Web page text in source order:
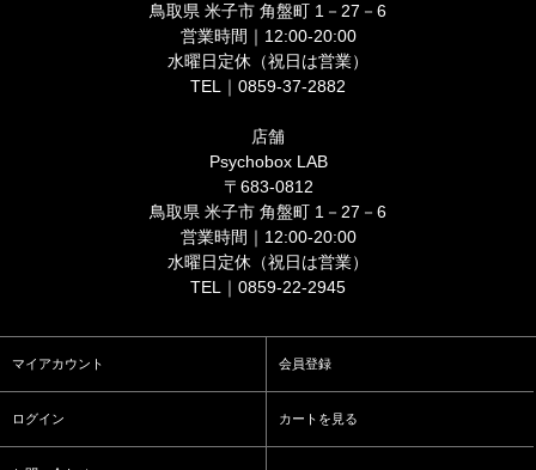
鳥取県 米子市 角盤町 1－27－6
営業時間｜12:00-20:00
水曜日定休（祝日は営業）
TEL｜0859-37-2882
店舗
Psychobox LAB
〒683-0812
鳥取県 米子市 角盤町 1－27－6
営業時間｜12:00-20:00
水曜日定休（祝日は営業）
TEL｜0859-22-2945
マイアカウント 会員登録
ログイン カートを見る